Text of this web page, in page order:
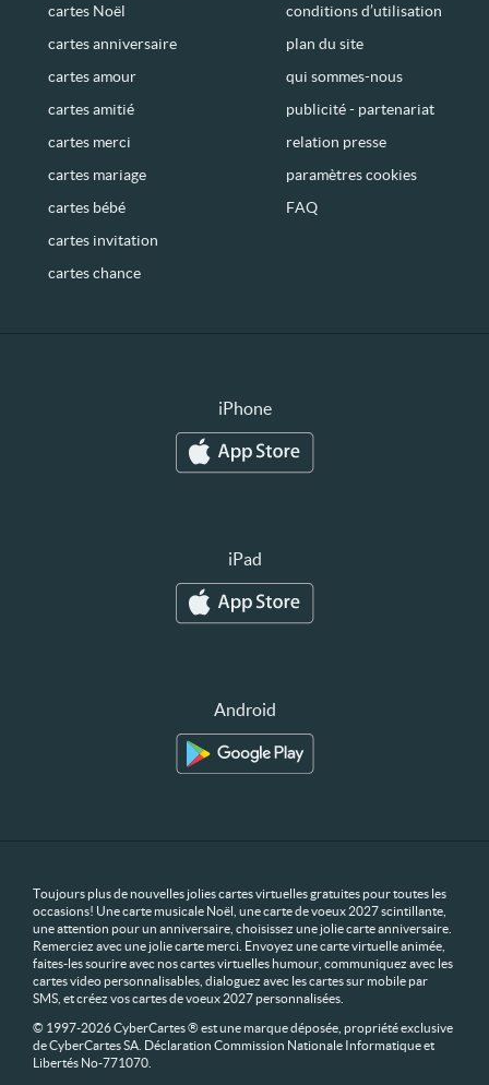
cartes Noël
cartes anniversaire
cartes amour
cartes amitié
cartes merci
cartes mariage
cartes bébé
cartes invitation
cartes chance
conditions d’utilisation
plan du site
qui sommes-nous
publicité - partenariat
relation presse
paramètres cookies
FAQ
iPhone
iPad
Android
Toujours plus de nouvelles jolies cartes virtuelles gratuites pour toutes les
occasions! Une carte musicale Noël, une carte de voeux 2027 scintillante,
une attention pour un anniversaire, choisissez une jolie carte anniversaire.
Remerciez avec une jolie carte merci. Envoyez une carte virtuelle animée,
faites-les sourire avec nos cartes virtuelles humour, communiquez avec les
cartes video personnalisables, dialoguez avec les cartes sur mobile par
SMS, et créez vos cartes de voeux 2027 personnalisées.
© 1997-2026 CyberCartes ® est une marque déposée, propriété exclusive
de CyberCartes SA. Déclaration Commission Nationale Informatique et
Libertés No-771070.